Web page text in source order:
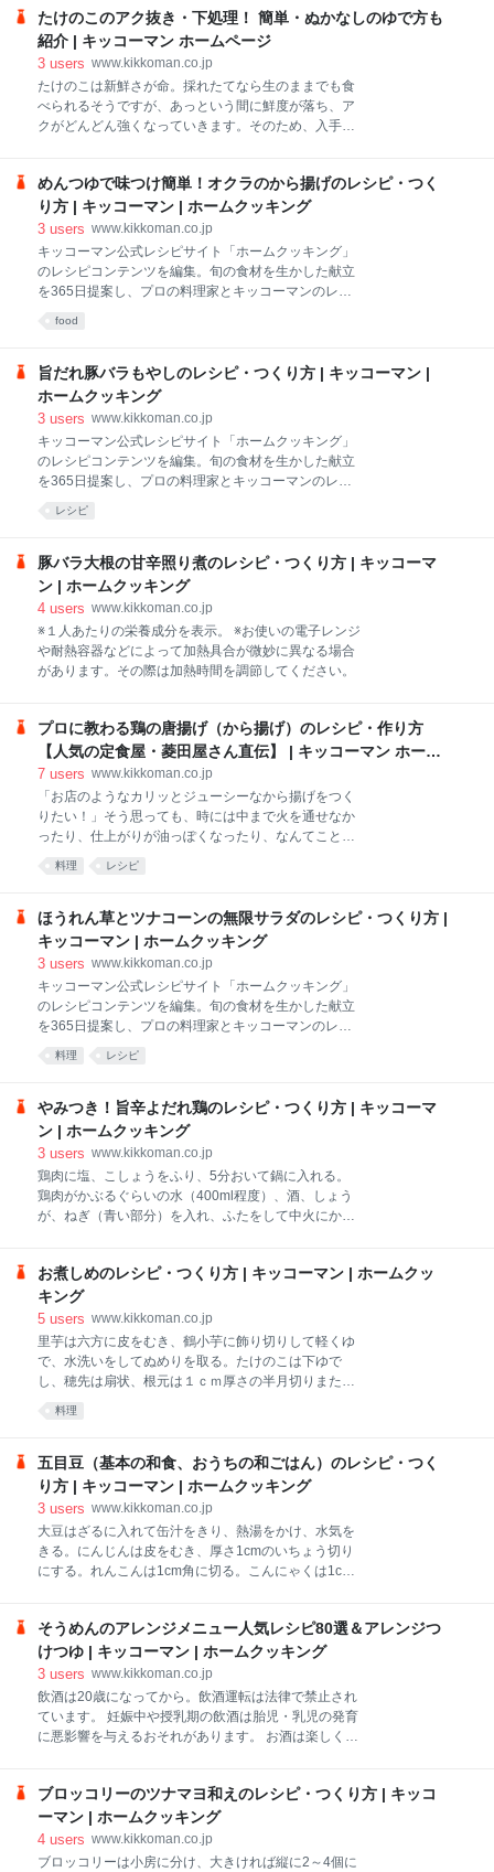
たけのこのアク抜き・下処理！ 簡単・ぬかなしのゆで方も
紹介 | キッコーマン ホームページ
3 users www.kikkoman.co.jp
たけのこは新鮮さが命。採れたてなら生のままでも食
べられるそうですが、あっという間に鮮度が落ち、ア
クがどんどん強くなっていきます。そのため、入手し
をむき、柔らかい皮は残した状態でゆでておくように
しましょう。 江口さん「この時期、たくさんのたけの
こをいただく機会がありますが、届くたびに”早くゆで
なきゃ”と焦ります。おいしさを少しでも損なわないた
めには、やはり当日中にゆでておきたいもの。 ただ、
下ごしらえ（下処理）を済ませたものでも時間が経て
でたら早めに食べきるのが理想的です。難しい場合
ださい」
めんつゆで味つけ簡単！オクラのから揚げのレシピ・つく
り方 | キッコーマン | ホームクッキング
3 users www.kikkoman.co.jp
キッコーマン公式レシピサイト「ホームクッキング」
のレシピコンテンツを編集。旬の食材を生かした献立
を365日提案し、プロの料理家とキッコーマンのレシ
スマホ用レシピアプリ「きょうの献立」も公開してい
る。各種SNS公式アカウントもあります。
food
旨だれ豚バラもやしのレシピ・つくり方 | キッコーマン |
ホームクッキング
3 users www.kikkoman.co.jp
キッコーマン公式レシピサイト「ホームクッキング」
のレシピコンテンツを編集。旬の食材を生かした献立
を365日提案し、プロの料理家とキッコーマンのレシ
スマホ用レシピアプリ「きょうの献立」も公開してい
る。各種SNS公式アカウントもあります。
レシピ
豚バラ大根の甘辛照り煮のレシピ・つくり方 | キッコーマ
ン | ホームクッキング
4 users www.kikkoman.co.jp
※１人あたりの栄養成分を表示。 ※お使いの電子レンジ
や耐熱容器などによって加熱具合が微妙に異なる場合
があります。その際は加熱時間を調節してください。
プロに教わる鶏の唐揚げ（から揚げ）のレシピ・作り方
【人気の定食屋・菱田屋さん直伝】 | キッコーマン ホーム
ページ
7 users www.kikkoman.co.jp
「お店のようなカリッとジューシーなから揚げをつく
りたい！」そう思っても、時には中まで火を通せなか
ったり、仕上がりが油っぽくなったり、なんてことも
ありますよね。そこで今回は、家庭でできるから揚げ
の上手な作り方を、プロに教えてもらいました。味付
すぐに実践したくなる、プロならではのコツが満載で
す！
料理 レシピ
ほうれん草とツナコーンの無限サラダのレシピ・つくり方 |
キッコーマン | ホームクッキング
3 users www.kikkoman.co.jp
キッコーマン公式レシピサイト「ホームクッキング」
のレシピコンテンツを編集。旬の食材を生かした献立
を365日提案し、プロの料理家とキッコーマンのレシ
ピ開発担当による信頼性の高いレシピを多数掲載。季
節イベント、時短＆簡単、減塩などのジャンル別レシ
スマホ用レシピアプリ「きょうの献立」も公開してい
る。各種SNS公式アカウントもあります。
料理 レシピ
やみつき！旨辛よだれ鶏のレシピ・つくり方 | キッコーマ
ン | ホームクッキング
3 users www.kikkoman.co.jp
鶏肉に塩、こしょうをふり、5分おいて鍋に入れる。
鶏肉がかぶるぐらいの水（400ml程度）、酒、しょう
が、ねぎ（青い部分）を入れ、ふたをして中火にかけ
お煮しめのレシピ・つくり方 | キッコーマン | ホームクッ
キング
5 users www.kikkoman.co.jp
里芋は六方に皮をむき、鶴小芋に飾り切りして軽くゆ
で、水洗いをしてぬめりを取る。たけのこは下ゆで
し、穂先は扇状、根元は１ｃｍ厚さの半月切りまたは
いちょう切りにし、れんこんは１ｃｍ厚さに切り花型
にして水にさらす。にんじんは１.５ｃｍ厚さに切って
料理
五目豆（基本の和食、おうちの和ごはん）のレシピ・つく
り方 | キッコーマン | ホームクッキング
3 users www.kikkoman.co.jp
大豆はざるに入れて缶汁をきり、熱湯をかけ、水気を
きる。にんじんは皮をむき、厚さ1cmのいちょう切り
にする。れんこんは1cm角に切る。こんにゃくは1cm
そうめんのアレンジメニュー人気レシピ80選＆アレンジつ
けつゆ | キッコーマン | ホームクッキング
3 users www.kikkoman.co.jp
飲酒は20歳になってから。飲酒運転は法律で禁止され
ています。 妊娠中や授乳期の飲酒は胎児・乳児の発育
に悪影響を与えるおそれがあります。 お酒は楽しく適
ブロッコリーのツナマヨ和えのレシピ・つくり方 | キッコ
ーマン | ホームクッキング
4 users www.kikkoman.co.jp
ブロッコリーは小房に分け、大きければ縦に2～4個に